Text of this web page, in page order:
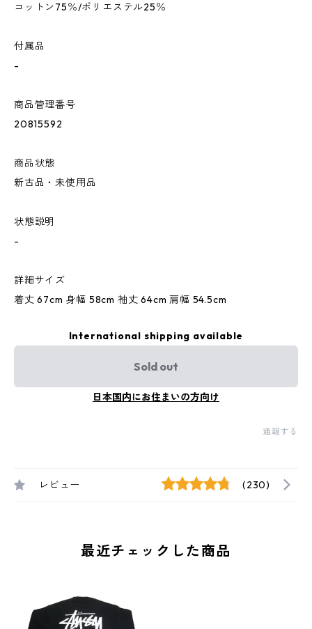
コットン75％/ポリエステル25％
付属品
-
商品管理番号
20815592
商品状態
新古品・未使用品
状態説明
-
詳細サイズ
着丈 67cm 身幅 58cm 袖丈 64cm 肩幅 54.5cm
International shipping available
Sold out
日本国内にお住まいの方向け
通報する
レビュー (230)
最近チェックした商品